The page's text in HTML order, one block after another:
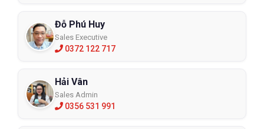
Đỗ Phú Huy
Sales Executive
0372 122 717
Hải Vân
Sales Admin
0356 531 991